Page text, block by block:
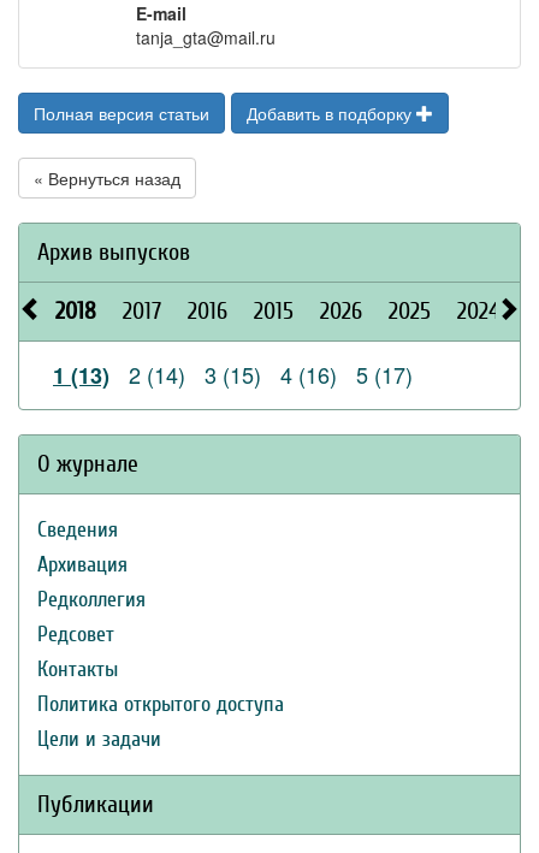
E-mail
tanja_gta@mail.ru
Полная версия статьи Добавить в подборку
« Вернуться назад
Архив выпусков
2018 2017 2016 2015 2026 2025 2024
1 (13) 2 (14) 3 (15) 4 (16) 5 (17)
О журнале
Сведения
Архивация
Редколлегия
Редсовет
Контакты
Политика открытого доступа
Цели и задачи
Публикации